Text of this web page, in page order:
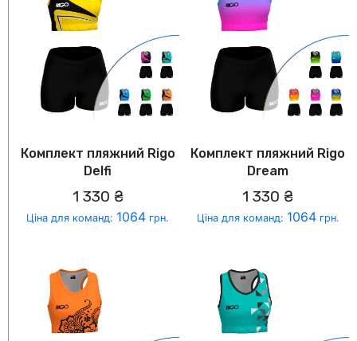
Комплект пляжний Rigo
Delfi
1 330 ₴
Ціна для команд: 1064 грн.
Комплект пляжний Rigo
Dream
1 330 ₴
Ціна для команд: 1064грн.